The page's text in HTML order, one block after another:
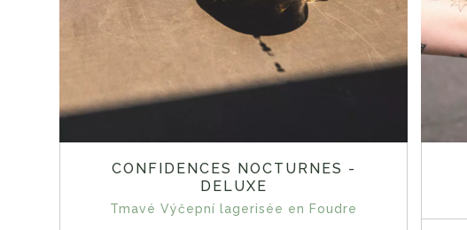
CONFIDENCES NOCTURNES -
DELUXE
Tmavé Výčepní lagerisée en Foudre